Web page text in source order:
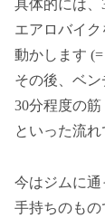
具体的には
エアロバイ
動かします (=
その後、ベ
30分程度の
といった流れ
今はジムに通
手持ちのも